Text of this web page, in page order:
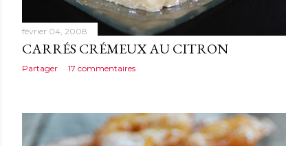
février 04, 2008
CARRÉS CRÉMEUX AU CITRON
Partager 17 commentaires